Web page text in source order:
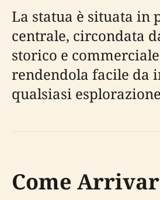
La statua è situata in
centrale, circondata
storico e
rendendola facile da
qualsiasi
Come